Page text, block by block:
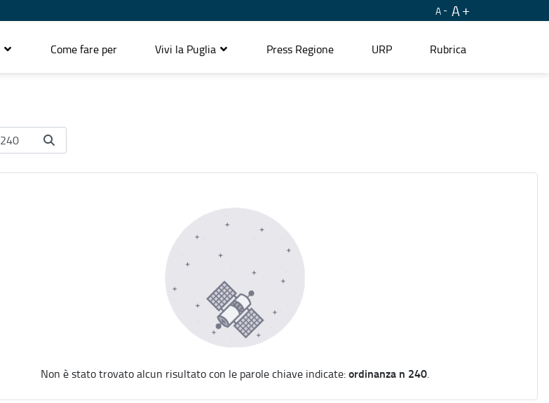
A A
Come fare per Vivi la Puglia Press Regione URP Rubrica
Non è stato trovato alcun risultato con le parole chiave indicate:ordinanza n 240.